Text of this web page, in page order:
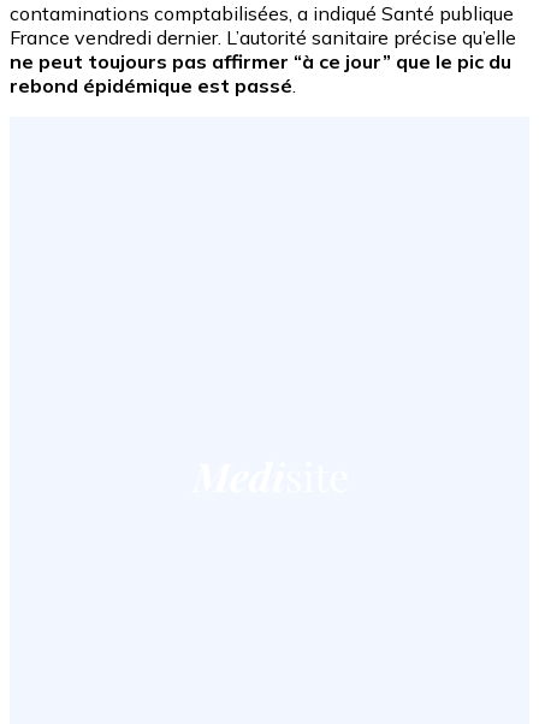
contaminations comptabilisées, a indiqué Santé publique
France vendredi dernier. L’autorité sanitaire précise qu’elle
ne peut toujours pas affirmer “à ce jour” que le pic du
rebond épidémique est passé.